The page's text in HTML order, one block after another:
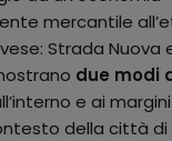
mercantile
Strada Nuova
due modi
e ai
della città di